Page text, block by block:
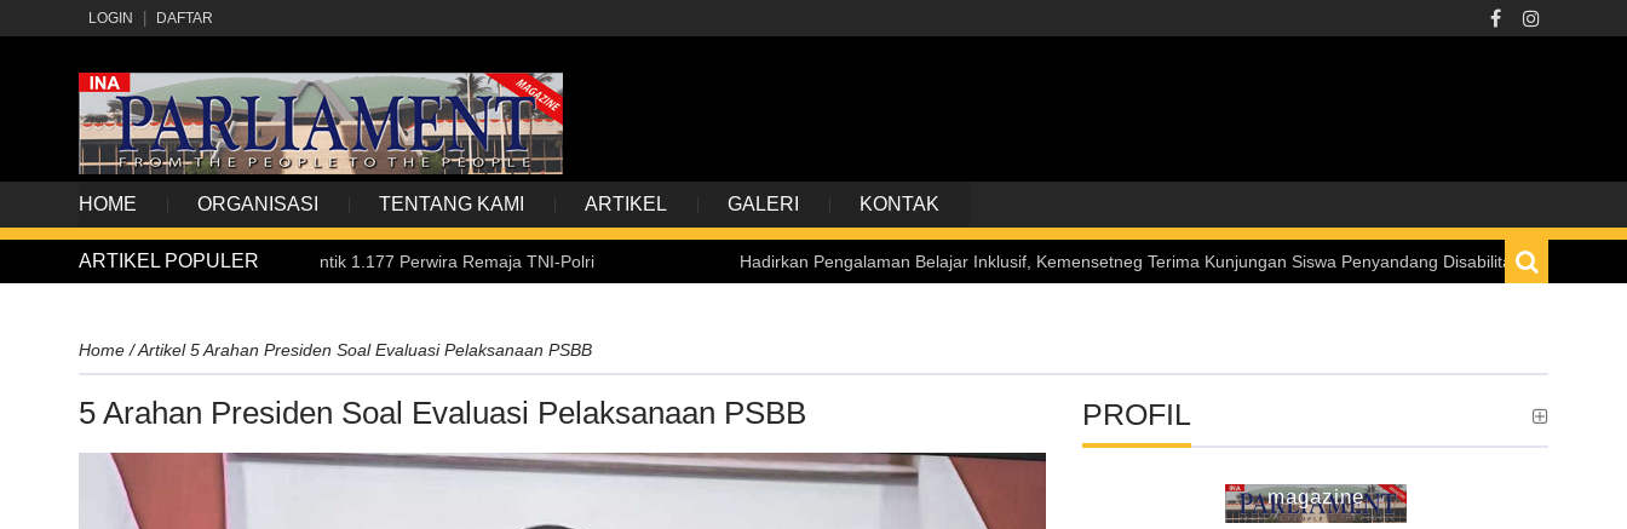
LOGIN DAFTAR
HOME ORGANISASI TENTANG KAMI ARTIKEL GALERI KONTAK
ARTIKEL POPULER
Presiden Prabowo Lantik 1.177 Perwira Remaja TNI-Polri Hadirkan Pengalaman Belajar Inklusif, Kemensetneg Terima Kunjungan Siswa Penyandang Disabilitas melalui Program “Istana
Home /Artikel 5 Arahan Presiden Soal Evaluasi Pelaksanaan PSBB
5 Arahan Presiden Soal Evaluasi Pelaksanaan PSBB PROFIL
magazine